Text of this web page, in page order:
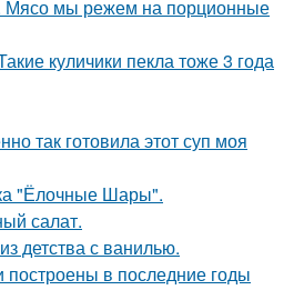
Мясо мы режем на порционные
куличики пекла тоже 3 года
так готовила этот суп моя
"Ёлочные Шары".
салат.
детства с ванилью.
построены в последние годы